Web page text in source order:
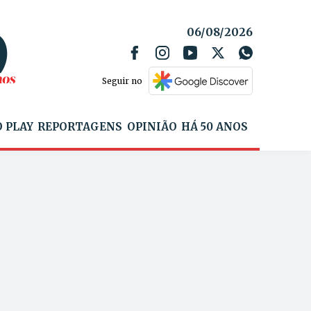
06/08/2026
Seguir no
PLAY REPORTAGENS OPINIÃO HÁ 50 ANOS